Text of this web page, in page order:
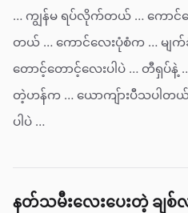
… ကျွန်မ ရပ်လိုက်တယ် … ကောင်လ
တယ် … ကောင်လေးပုံစံက … မျက်
တောင့်တောင့်လေးပါပဲ … တီရှပ်နဲ့
တဲ့ဟန်က … ယောကျ်ားပီသပါတ
ပါပဲ …
နတ်သမီးလေးပေးတဲ့ ချ